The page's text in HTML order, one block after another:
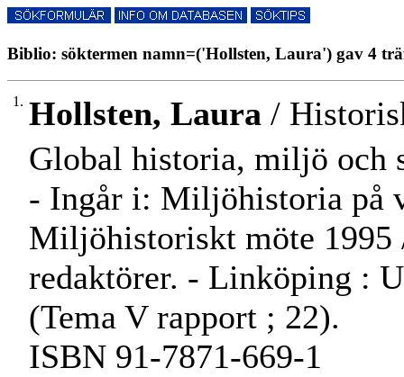
Biblio: söktermen namn=('Hollsten, Laura') gav 4
1. Hollsten, Laura /
Global historia, miljö och
- Ingår i: Miljöhistoria på
Miljöhistoriskt möte 1995
redaktörer. - Linköping :
(Tema V rapport ; 22).
ISBN 91-7871-669-1